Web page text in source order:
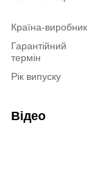
Країна-виробник
Гарантійний
термін
Рік випуску
Відео